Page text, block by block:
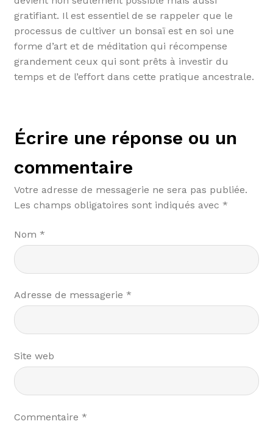
gratifiant. Il est essentiel de se rappeler que le
processus de cultiver un bonsaï est en soi une
forme d’art et de méditation qui récompense
grandement ceux qui sont prêts à investir du
temps et de l’effort dans cette pratique ancestrale.
Écrire une réponse ou un
commentaire
Votre adresse de messagerie ne sera pas publiée.
Les champs obligatoires sont indiqués avec *
Nom *
Adresse de messagerie *
Site web
Commentaire *